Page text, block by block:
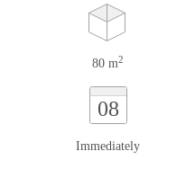
80 m2
08
Immediately